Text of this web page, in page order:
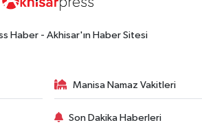
Haber - Akhisar'ın Haber Sitesi
Manisa Namaz Vakitleri
Son Dakika Haberleri